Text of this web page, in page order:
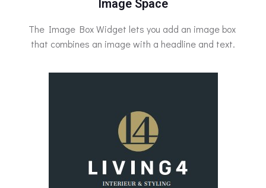
Image Space​
The Image Box Widget lets you add an image box
that combines an image with a headline and text.